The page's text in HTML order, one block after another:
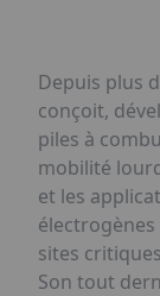
Depuis plus
conçoit,
piles à
mobilité
et les
sites
Son tout